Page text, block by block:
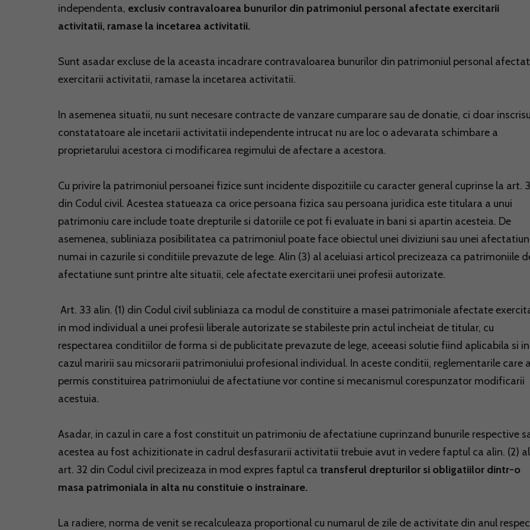
independenta, exclusiv contravaloarea bunurilor din patrimoniul personal afectate exercitarii
activitatii, ramase la incetarea activitatii.
Sunt asadar excluse de la aceasta incadrare contravaloarea bunurilor din patrimoniul personal
exercitarii activitatii, ramase la incetarea activitatii.
In asemenea situatii, nu sunt necesare contracte de vanzare cumparare sau de donatie, ci doar
constatatoare ale incetarii activitatii independente intrucat nu are loc o adevarata schimbare a
proprietarului acestora ci modificarea regimului de afectare a acestora.
Cu privire la patrimoniul persoanei fizice sunt incidente dispozitiile cu caracter general cuprinse la art.
din Codul civil. Acestea statueaza ca orice persoana fizica sau persoana juridica este titulara a unui
patrimoniu care include toate drepturile si datoriile ce pot fi evaluate in bani si apartin acesteia. De
asemenea, subliniaza posibilitatea ca patrimoniul poate face obiectul unei diviziuni sau unei
numai in cazurile si conditiile prevazute de lege. Alin (3) al aceluiasi articol precizeaza ca patrimoniile
afectatiune sunt printre alte situatii, cele afectate exercitarii unei profesii autorizate.
Art. 33 alin. (1) din Codul civil subliniaza ca modul de constituire a masei patrimoniale afectate
in mod individual a unei profesii liberale autorizate se stabileste prin actul incheiat de titular, cu
respectarea conditiilor de forma si de publicitate prevazute de lege, aceeasi solutie fiind aplicabila si in
cazul maririi sau micsorarii patrimoniului profesional individual. In aceste conditii, reglementarile care
permis constituirea patrimoniului de afectatiune vor contine si mecanismul corespunzator modificarii
acestuia.
Asadar, in cazul in care a fost constituit un patrimoniu de afectatiune cuprinzand bunurile respective
acestea au fost achizitionate in cadrul desfasurarii activitatii trebuie avut in vedere faptul ca alin. (2) al
art. 32 din Codul civil precizeaza in mod expres faptul ca transferul drepturilor si obligatiilor dintr-o
masa patrimoniala in alta nu constituie o instrainare.
La radiere, norma de venit se recalculeaza proportional cu numarul de zile de activitate din anul